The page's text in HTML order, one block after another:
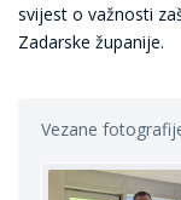
svijest o važnosti
Zadarske županije.
Vezane